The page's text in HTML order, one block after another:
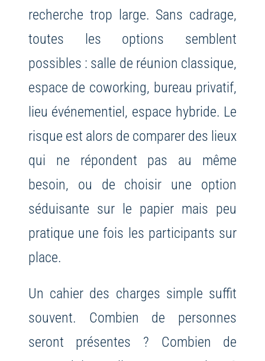
recherche trop large. Sans cadrage,
toutes les options semblent
possibles : salle de réunion classique,
espace de coworking, bureau privatif,
lieu événementiel, espace hybride. Le
risque est alors de comparer des lieux
qui ne répondent pas au même
besoin, ou de choisir une option
séduisante sur le papier mais peu
pratique une fois les participants sur
place.
Un cahier des charges simple suffit
souvent. Combien de personnes
seront présentes ? Combien de